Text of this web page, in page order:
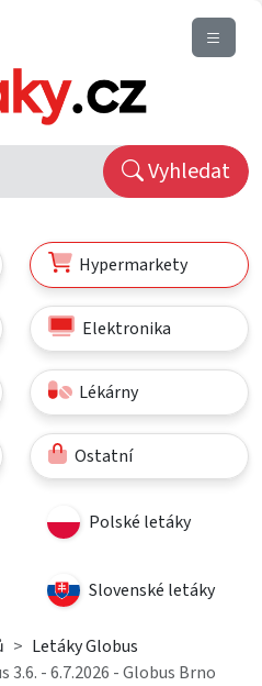
Vyhledat
Hypermarkety
Elektronika
Lékárny
Ostatní
Polské letáky
Slovenské letáky
Letáky Globus
- 6.7.2026 - Globus Brno